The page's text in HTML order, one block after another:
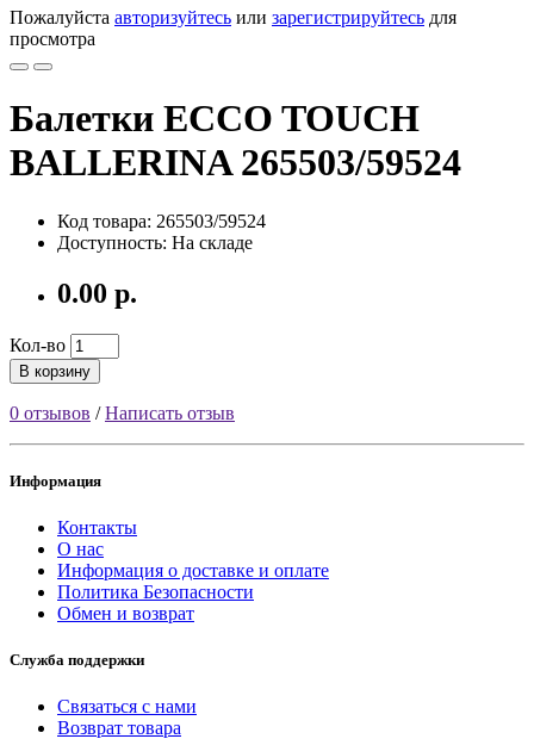
Пожалуйста авторизуйтесь или зарегистрируйтесь для
просмотра
Балетки ECCO TOUCH
BALLERINA 265503/59524
Код товара: 265503/59524
Доступность: На складе
0.00 р.
Кол-во
В корзину
0 отзывов /Написать отзыв
Информация
Контакты
О нас
Информация о доставке и оплате
Политика Безопасности
Обмен и возврат
Служба поддержки
Связаться с нами
Возврат товара